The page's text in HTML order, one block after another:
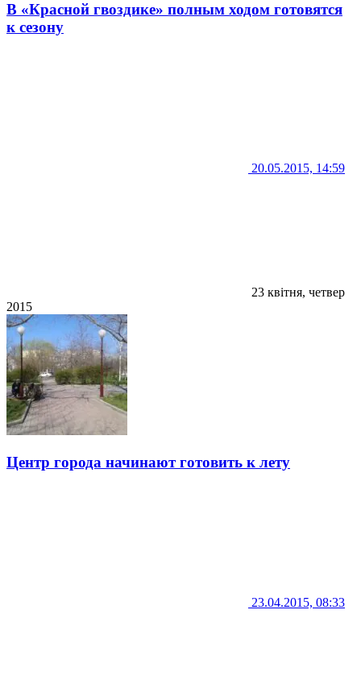
В «Красной гвоздике» полным ходом готовятся
к сезону
20.05.2015, 14:59
23 квітня, четвер
2015
Центр города начинают готовить к лету
23.04.2015, 08:33